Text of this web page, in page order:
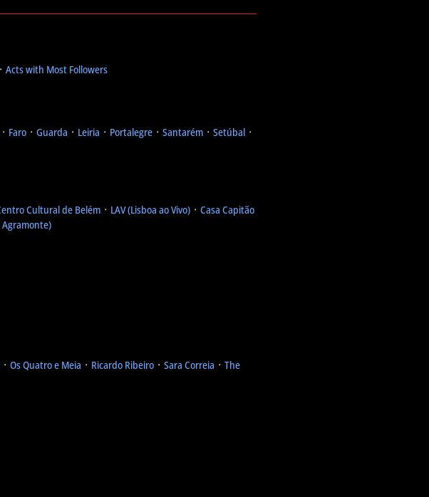
᛫ Acts with Most Followers
᛫ Faro ᛫ Guarda ᛫ Leiria ᛫ Portalegre ᛫ Santarém ᛫ Setúbal ᛫
Cultural de Belém ᛫ LAV (Lisboa ao Vivo) ᛫ Casa Capitão
Agramonte)
᛫ Os Quatro e Meia ᛫ Ricardo Ribeiro ᛫ Sara Correia ᛫ The